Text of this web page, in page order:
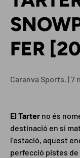
FER
Caranva Sports. | 7
El Tarter no és
destinació en si
l’estació, aquest
perfecció pistes